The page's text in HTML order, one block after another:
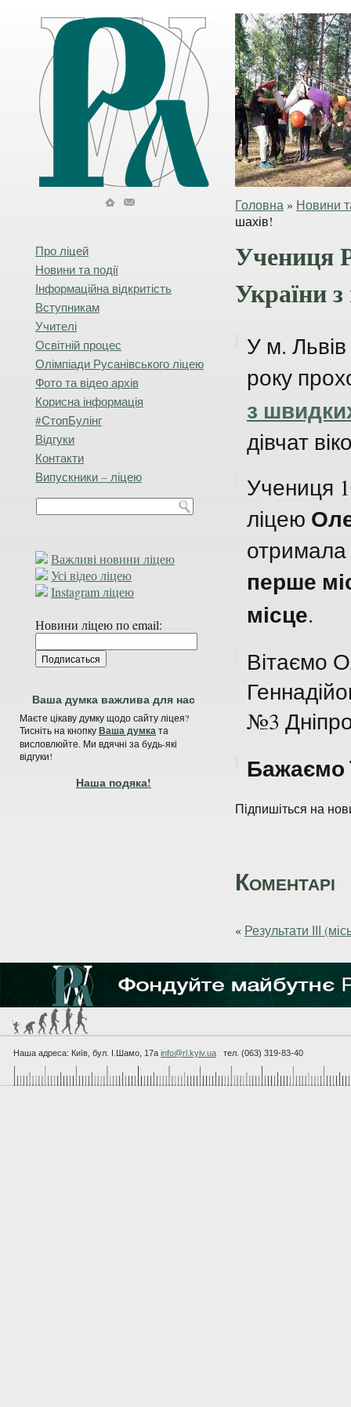
Головна » Новини
шахів!
Про ліцей
Новини та події
Інформаційна відкритість
Вступникам
Учителі
Освітній процес
Олімпіади Русанівського ліцею
Фото та відео архів
Корисна інформація
#СтопБулінг
Відгуки
Контакти
Випускники – ліцею
Важливі новини ліцею
Усі відео ліцею
Instagram ліцею
Новини ліцею по email:
Ваша думка важлива для нас
Маєте цікаву думку щодо сайту ліцея?
Тисніть на кнопкуВаша думката
висловлюйте. Ми вдячні за будь-які
відгуки!
Наша подяка!
Учениця
України
У м.
року
з
дівчат
Учениця
ліцею
отримала
перше
місце.
Вітаємо
№3
Бажаємо
Підпишіться на
Коментарі
« Результати ІІІ
Наша адреса: Київ, бул. I.Шамо, 17а info@rl.kyiv.ua тел. (063) 319-83-40